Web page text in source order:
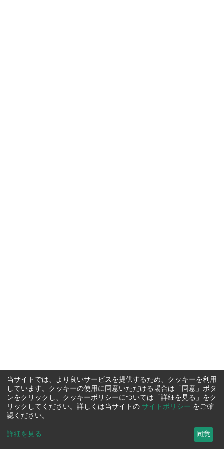
当サイトでは、より良いサービスを提供するため、クッキーを利用
しています。クッキーの使用に同意いただける場合は「同意」ボタ
ンをクリックし、クッキーポリシーについては「詳細を見る」をク
リックしてください。詳しくは当サイトの サイトポリシー をご確
認ください。
詳細を見る ... 同意